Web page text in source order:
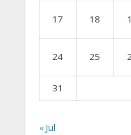
17 18
24 25
31
« Jul